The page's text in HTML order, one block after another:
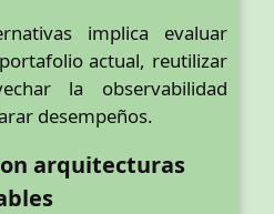
implica evaluar
actual, reutilizar
la observabilidad
desempeños.
arquitecturas